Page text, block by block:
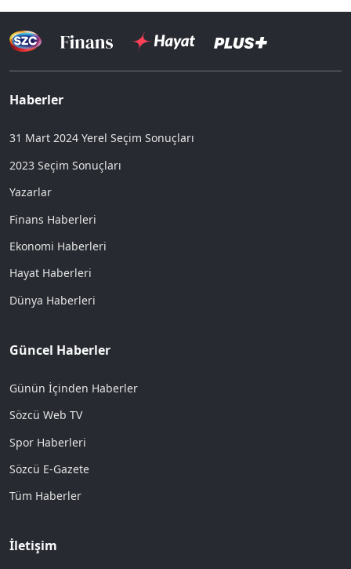
Haberler
31 Mart 2024 Yerel Seçim Sonuçları
2023 Seçim Sonuçları
Yazarlar
Finans Haberleri
Ekonomi Haberleri
Hayat Haberleri
Dünya Haberleri
Güncel Haberler
Günün İçinden Haberler
Sözcü Web TV
Spor Haberleri
Sözcü E-Gazete
Tüm Haberler
İletişim